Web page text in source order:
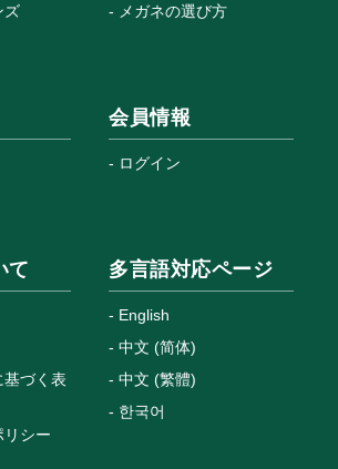
ズ
メガネの選び方
会員情報
ログイン
て
づく表
リシー
多言語対応ページ
English
中文 (简体)
中文 (繁體)
한국어